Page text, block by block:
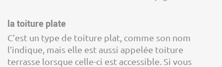
la toiture plate
C’est un type de toiture plat, comme son nom
l’indique, mais elle est aussi appelée toiture
terrasse lorsque celle-ci est accessible. Si vous